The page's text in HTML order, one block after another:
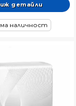
детайли
наличност